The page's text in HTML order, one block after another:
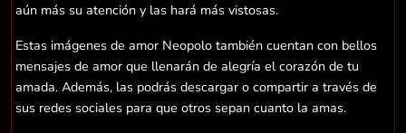
aún más su atención y las hará más vistosas.
Estas imágenes de amor Neopolo también cuentan con bellos
mensajes de amor que llenarán de alegría el corazón de tu
amada. Además, las podrás descargar o compartir a través de
sus redes sociales para que otros sepan cuanto la amas.